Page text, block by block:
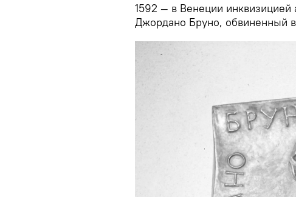
1592 — в Венеции инквизицией
Джордано Бруно, обвиненный